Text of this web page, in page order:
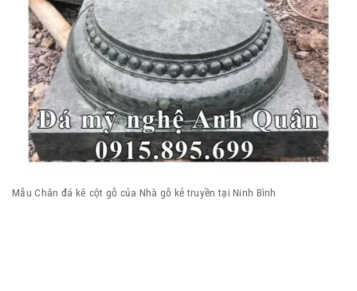
Mẫu Chân đá kê cột gỗ của Nhà gỗ kẻ truyền tại Ninh Bình